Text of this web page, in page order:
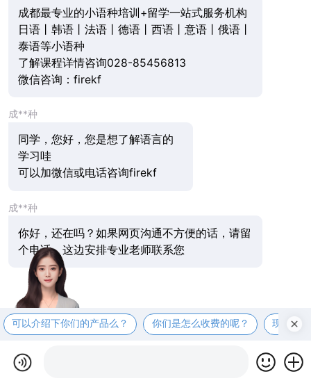
成都最专业的小语种培训+留学一站式服务机构
日语丨韩语丨法语丨德语丨西语丨意语丨俄语丨
泰语等小语种
了解课程详情咨询028-85456813
微信咨询：firekf
成**种
同学，您好，您是想了解语言的
学习哇
可以加微信或电话咨询firekf
成**种
你好，还在吗？如果网页沟通不方便的话，请留
个电话，这边安排专业老师联系您
可以介绍下你们的产品么？ 你们是怎么收费的呢？ 现在有